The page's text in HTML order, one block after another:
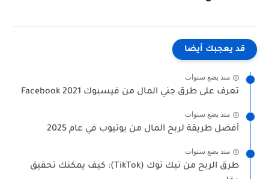
قد يعجبك أيضا
منذ بضع سنوات
تعرف على طرق جني المال من فيسبوك 2021 Facebook
منذ بضع سنوات
أفضل طريقة لربح المال من يوتيوب في عام 2025
منذ بضع سنوات
طرق الربح من تيك توك (TikTok): كيف يمكنك تحقيق